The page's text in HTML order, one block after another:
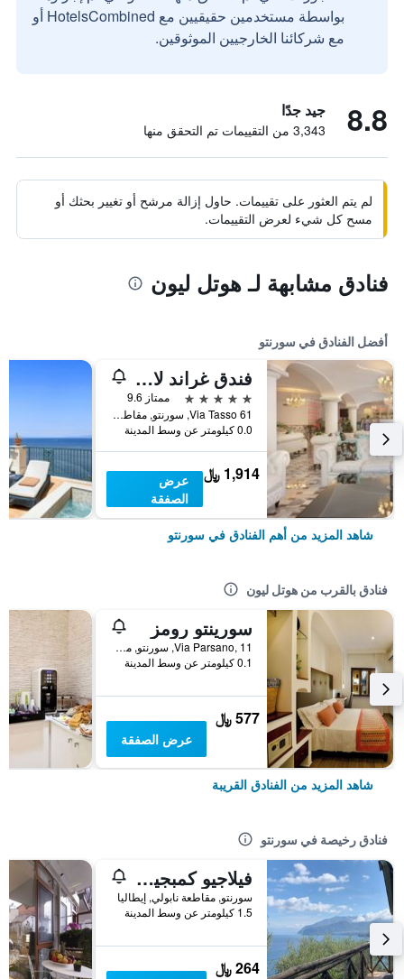
بواسطة مستخدمين حقيقيين مع HotelsCombined أو
مع شركائنا الخارجيين الموثوقين.
8.8 جيد جدًا
3,343 من التقييمات تم التحقق منها
لم يتم العثور على تقييمات. حاول إزالة مرشح أو تغيير بحثك أو
مسح كل شيء لعرض التقييمات.
فنادق مشابهة لـ هوتل ليون
أفضل الفنادق في سورنتو
فندق غراند لا فافوريتا
5 نجوم
ممتاز 9.6
Via Tasso 61, سورنتو, مقاطعة نابولي, إيطاليا
0.0 كيلومتر عن وسط المدينة
1,914 ﷼
عرض
الصفقة
شاهد المزيد من أهم الفنادق في سورنتو
فنادق بالقرب من هوتل ليون
سورينتو رومز
Via Parsano, 11, سورنتو, مقاطعة نابولي, إيطاليا
0.1 كيلومتر عن وسط المدينة
577 ﷼
عرض الصفقة
شاهد المزيد من الفنادق القريبة
فنادق رخيصة في سورنتو
فيلاجيو كمبجيو سانتا فورتوناتا كامبوجايو
سورنتو, مقاطعة نابولي, إيطاليا
1.5 كيلومتر عن وسط المدينة
264 ﷼